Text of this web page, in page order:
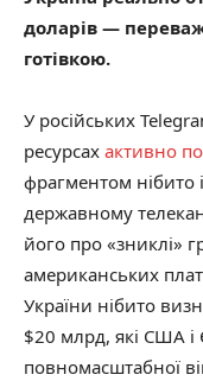
доларів —
готівкою.
У російських
ресурсах активно
фрагментом нібито
державному
його про «зниклі»
американських
України нібито
$20 млрд, які США і
повномасштабної